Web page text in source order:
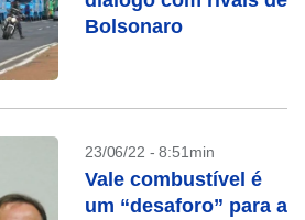
Bolsonaro
23/06/22 - 8:51min
Vale combustível é
um “desaforo” para a